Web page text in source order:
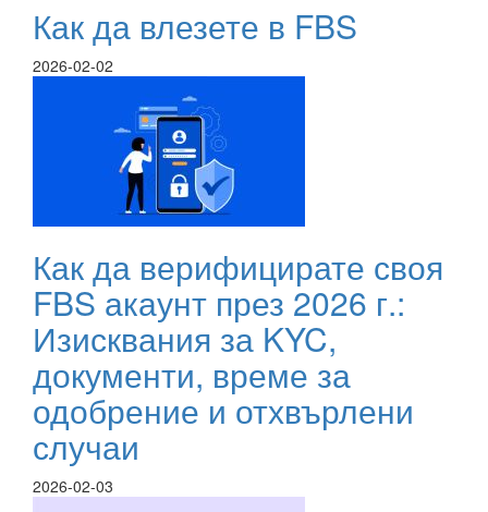
Как да влезете в FBS
2026-02-02
Как да верифицирате своя
FBS акаунт през 2026 г.:
Изисквания за KYC,
документи, време за
одобрение и отхвърлени
случаи
2026-02-03